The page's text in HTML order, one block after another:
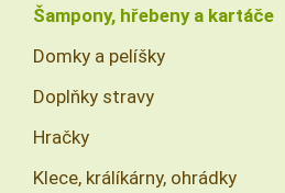
Šampony, hřebeny a kartáče
Domky a pelíšky
Doplňky stravy
Hračky
Klece, králíkárny, ohrádky